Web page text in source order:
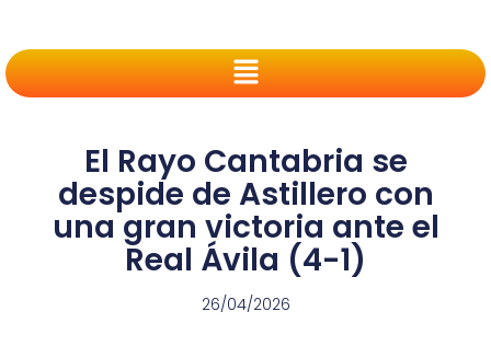
El Rayo Cantabria se
despide de Astillero con
una gran victoria ante el
Real Ávila (4-1)
26/04/2026